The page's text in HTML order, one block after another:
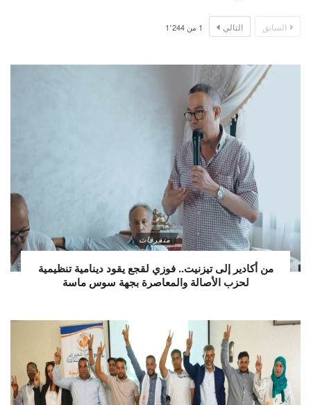
السابق التالي 1 من 1٬244
متفرقات
من أكادير إلى تيزنيت.. فوزي لقجع يقود دينامية تنظيمية
لحزب الأصالة والمعاصرة بجهة سوس ماسة